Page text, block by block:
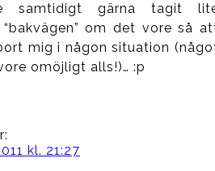
samtidigt gärna tagit
om det vore så
mig i någon situation
omöjligt alls!)… :p
kl. 21:27